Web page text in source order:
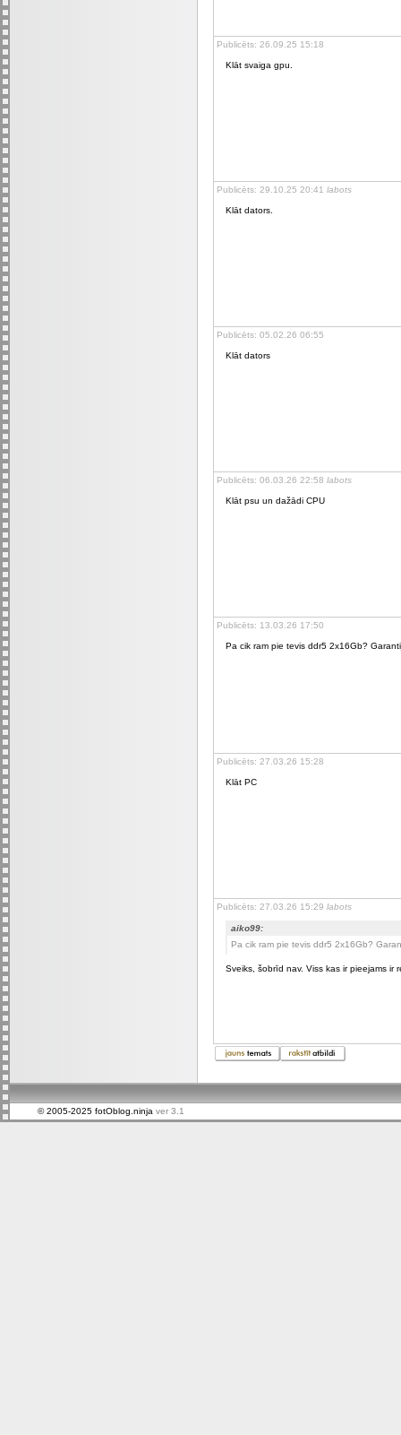
Publicēts: 26.09.25 15:18
Klāt svaiga gpu.
Publicēts: 29.10.25 20:41 labots
Klāt dators.
Publicēts: 05.02.26 06:55
Klāt dators
Publicēts: 06.03.26 22:58 labots
Klāt psu un dažādi CPU
Publicēts: 13.03.26 17:50
Pa cik ram pie tevis ddr5 2x16Gb?
Publicēts: 27.03.26 15:28
Klāt PC
Publicēts: 27.03.26 15:29 labots
aiko99:
Pa cik ram pie tevis ddr5 2x16Gb?
Sveiks, šobrīd nav. Viss kas ir pieejams ir
© 2005-2025 fotOblog.ninja ver 3.1